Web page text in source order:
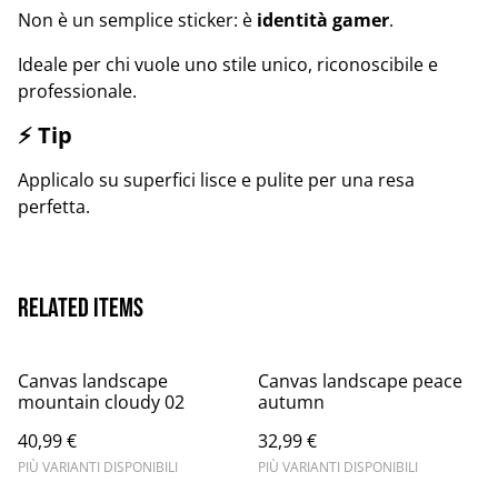
Non è un semplice sticker: è identità gamer.
Ideale per chi vuole uno stile unico, riconoscibile e
professionale.
⚡ Tip
Applicalo su superfici lisce e pulite per una resa
perfetta.
Related items
Canvas landscape
mountain cloudy 02
40,99 €
PIÙ VARIANTI DISPONIBILI
Canvas landscape peace
autumn
32,99 €
PIÙ VARIANTI DISPONIBILI